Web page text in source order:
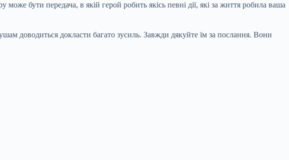
бути передача, в якій герой робить якісь певні дії, які за життя робила ваша
доводиться докласти багато зусиль. Завжди дякуйте їм за послання. Вони